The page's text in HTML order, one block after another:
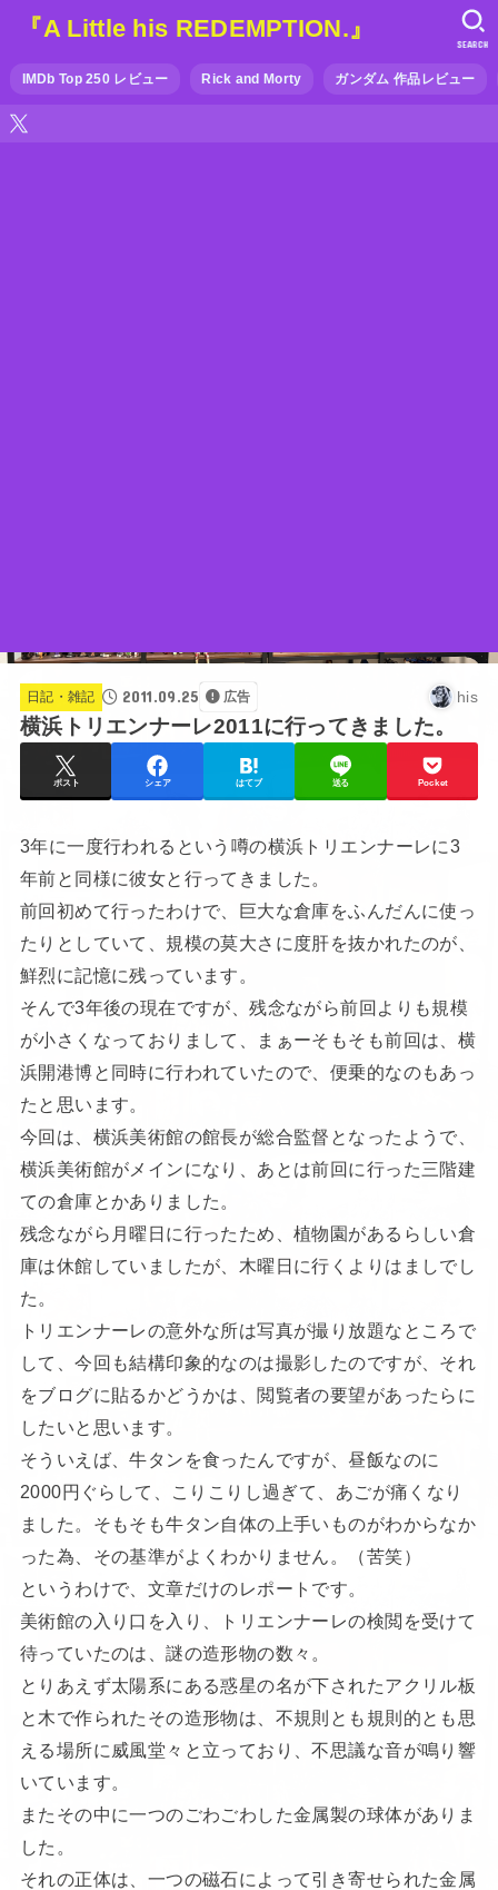
『A Little his REDEMPTION.』
IMDb Top 250 レビュー Rick and Morty ガンダム 作品レビュー
SEARCH
日記・雑記 2011.09.25 広告 his
横浜トリエンナーレ2011に行ってきました。
ポスト シェア はてブ 送る Pocket
3年に一度行われるという噂の横浜トリエンナーレに3
年前と同様に彼女と行ってきました。
前回初めて行ったわけで、巨大な倉庫をふんだんに使っ
たりとしていて、規模の莫大さに度肝を抜かれたのが、
鮮烈に記憶に残っています。
そんで3年後の現在ですが、残念ながら前回よりも規模
が小さくなっておりまして、まぁーそもそも前回は、横
浜開港博と同時に行われていたので、便乗的なのもあっ
たと思います。
今回は、横浜美術館の館長が総合監督となったようで、
横浜美術館がメインになり、あとは前回に行った三階建
ての倉庫とかありました。
残念ながら月曜日に行ったため、植物園があるらしい倉
庫は休館していましたが、木曜日に行くよりはましでし
た。
トリエンナーレの意外な所は写真が撮り放題なところで
して、今回も結構印象的なのは撮影したのですが、それ
をブログに貼るかどうかは、閲覧者の要望があったらに
したいと思います。
そういえば、牛タンを食ったんですが、昼飯なのに
2000円ぐらして、こりこりし過ぎて、あごが痛くなり
ました。そもそも牛タン自体の上手いものがわからなか
った為、その基準がよくわかりません。（苦笑）
というわけで、文章だけのレポートです。
美術館の入り口を入り、トリエンナーレの検閲を受けて
待っていたのは、謎の造形物の数々。
とりあえず太陽系にある惑星の名が下されたアクリル板
と木で作られたその造形物は、不規則とも規則的とも思
える場所に威風堂々と立っており、不思議な音が鳴り響
いています。
またその中に一つのごわごわした金属製の球体がありま
した。
それの正体は、一つの磁石によって引き寄せられた金属